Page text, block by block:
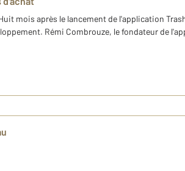
mois après le lancement de l'application
Rémi Combrouze, le fondateur de